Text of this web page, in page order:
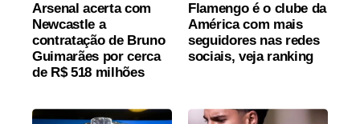
Arsenal acerta com
Newcastle a
contratação de Bruno
Guimarães por cerca
de R$ 518 milhões
Flamengo é o clube da
América com mais
seguidores nas redes
sociais, veja ranking